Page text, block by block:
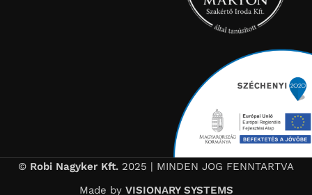
© Robi Nagyker Kft. 2025 | MINDEN JOG FENNTARTVA
Made by VISIONARY SYSTEMS